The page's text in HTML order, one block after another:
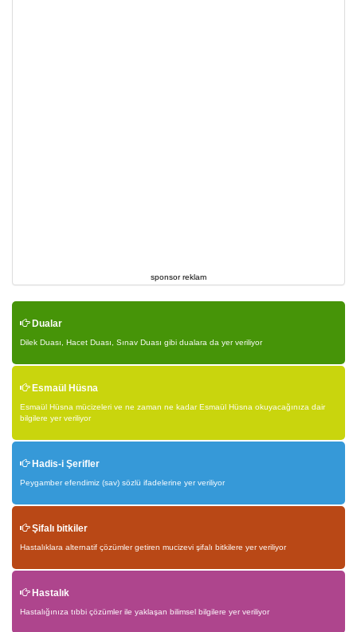
sponsor reklam
Dualar
Dilek Duası, Hacet Duası, Sınav Duası gibi dualara da yer veriliyor
Esmaül Hüsna
Esmaül Hüsna mücizeleri ve ne zaman ne kadar Esmaül Hüsna okuyacağınıza dair
bilgilere yer veriliyor
Hadis-i Şerifler
Peygamber efendimiz (sav) sözlü ifadelerine yer veriliyor
Şifalı bitkiler
Hastalıklara alternatif çözümler getiren mucizevi şifalı bitkilere yer veriliyor
Hastalık
Hastalığınıza tıbbi çözümler ile yaklaşan bilimsel bilgilere yer veriliyor